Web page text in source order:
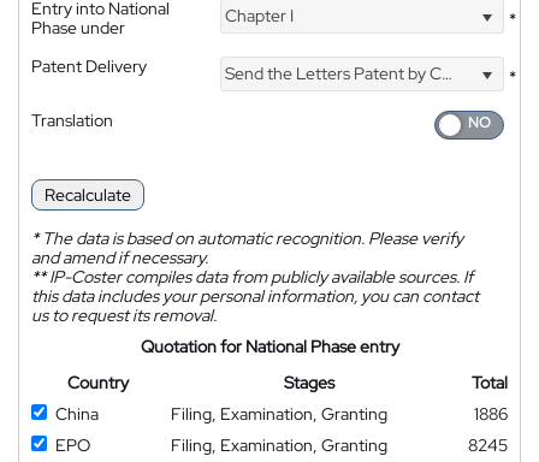
Entry into National
Phase under
Chapter I *
Patent Delivery Send the Letters Patent by Courier
*
Translation
Recalculate
*The data is based on automatic recognition. Please verify
and amend if necessary.
**IP-Coster compiles data from publicly available sources. If
this data includes your personal information, you can contact
us to request its removal.
Quotation for National Phase entry
Country
Stages
Total
China
Filing, Examination, Granting
1886
EPO
Filing, Examination, Granting
8245